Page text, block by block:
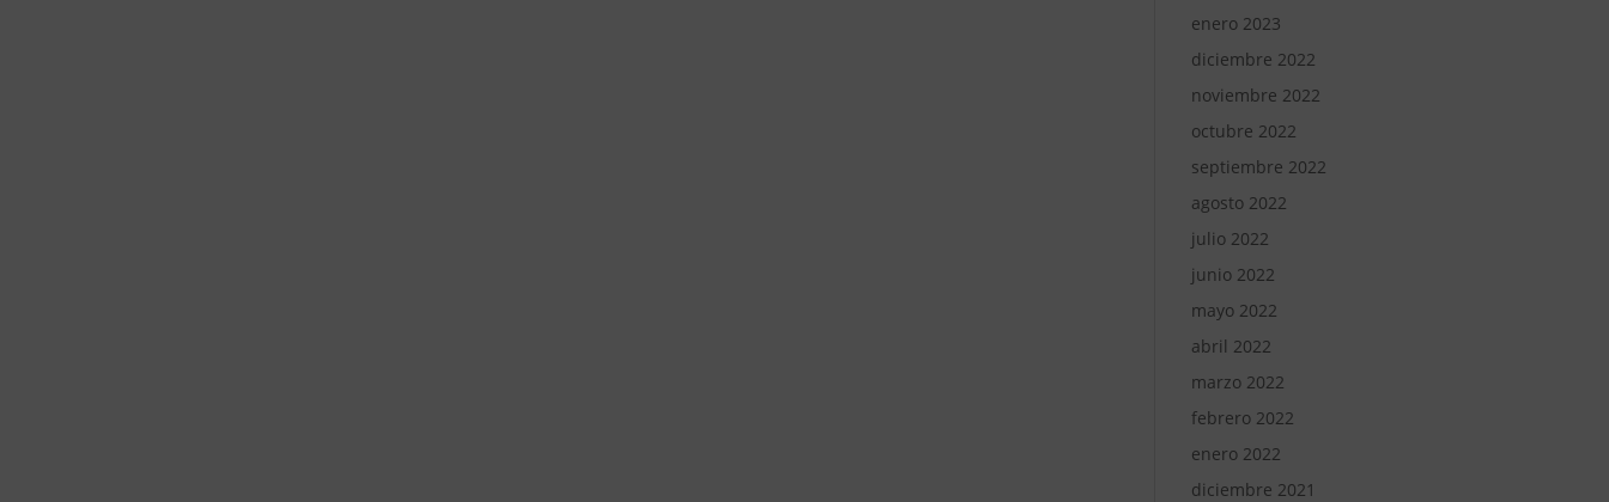
enero 2023
diciembre 2022
noviembre 2022
octubre 2022
septiembre 2022
agosto 2022
julio 2022
junio 2022
mayo 2022
abril 2022
marzo 2022
febrero 2022
enero 2022
diciembre 2021